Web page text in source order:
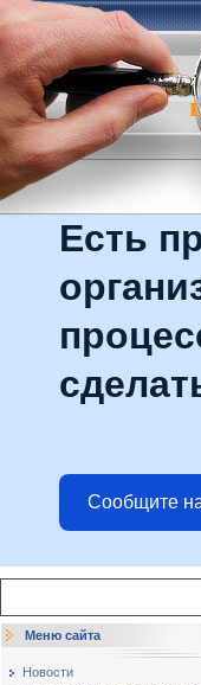
Есть
Сообщите
Меню сайта
Новости